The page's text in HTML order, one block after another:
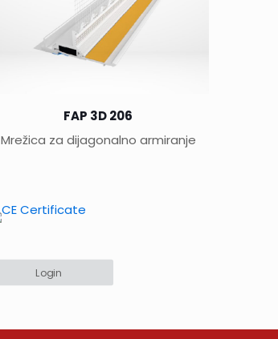
FAP 3D 206
Mrežica za dijagonalno armiranje
Login